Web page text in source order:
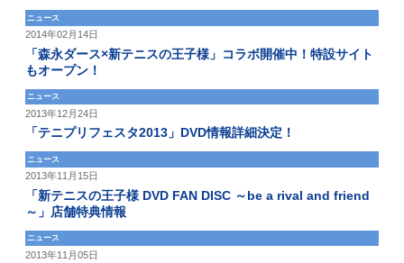
ニュース
2014年02月14日
「森永ダース×新テニスの王子様」コラボ開催中！特設サイト
もオープン！
ニュース
2013年12月24日
「テニプリフェスタ2013」DVD情報詳細決定！
ニュース
2013年11月15日
「新テニスの王子様 DVD FAN DISC ～be a rival and friend
～」店舗特典情報
ニュース
2013年11月05日